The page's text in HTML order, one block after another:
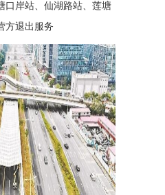
口岸站、仙湖路站、莲塘
方退出服务